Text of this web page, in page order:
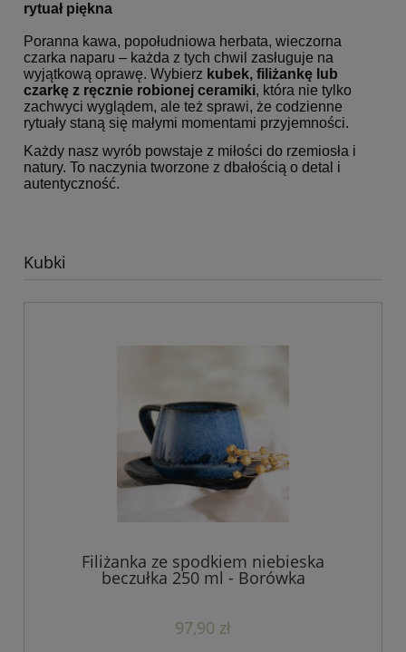
rytuał piękna
Poranna kawa, popołudniowa herbata, wieczorna
czarka naparu – każda z tych chwil zasługuje na
wyjątkową oprawę. Wybierz kubek, filiżankę lub
czarkę z ręcznie robionej ceramiki, która nie tylko
zachwyci wyglądem, ale też sprawi, że codzienne
rytuały staną się małymi momentami przyjemności.
Każdy nasz wyrób powstaje z miłości do rzemiosła i
natury. To naczynia tworzone z dbałością o detal i
autentyczność.
Kubki
Filiżanka ze spodkiem niebieska
beczułka 250 ml - Borówka
97,90 zł